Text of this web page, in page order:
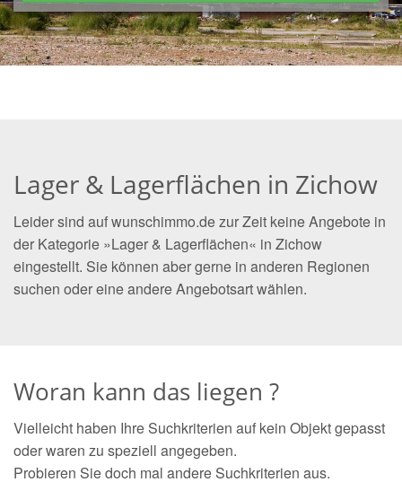
Lager & Lagerflächen in Zichow
Leider sind auf wunschimmo.de zur Zeit keine Angebote in
der Kategorie »Lager & Lagerflächen« in Zichow
eingestellt. Sie können aber gerne in anderen Regionen
suchen oder eine andere Angebotsart wählen.
Woran kann das liegen ?
Vielleicht haben Ihre Suchkriterien auf kein Objekt gepasst
oder waren zu speziell angegeben.
Probieren Sie doch mal andere Suchkriterien aus.